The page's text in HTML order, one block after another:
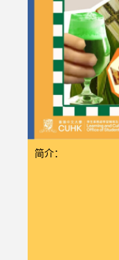
简介：